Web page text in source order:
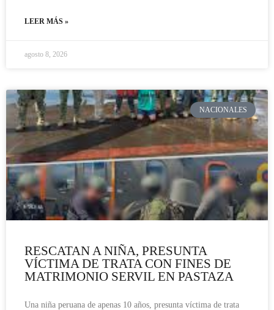
LEER MÁS »
agosto 8, 2026
NACIONALES
RESCATAN A NIÑA, PRESUNTA
VÍCTIMA DE TRATA CON FINES DE
MATRIMONIO SERVIL EN PASTAZA
Una niña peruana de apenas 10 años, presunta víctima de trata